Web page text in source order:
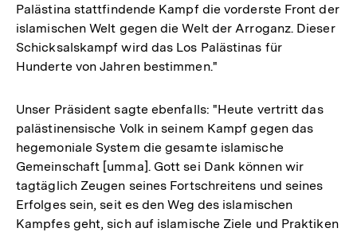
Palästina stattfindende Kampf die vorderste Front der
islamischen Welt gegen die Welt der Arroganz. Dieser
Schicksalskampf wird das Los Palästinas für
Hunderte von Jahren bestimmen."
Unser Präsident sagte ebenfalls: "Heute vertritt das
palästinensische Volk in seinem Kampf gegen das
hegemoniale System die gesamte islamische
Gemeinschaft [umma]. Gott sei Dank können wir
tagtäglich Zeugen seines Fortschreitens und seines
Erfolges sein, seit es den Weg des islamischen
Kampfes geht, sich auf islamische Ziele und Praktiken